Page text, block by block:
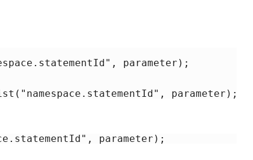
parameter);
parameter);